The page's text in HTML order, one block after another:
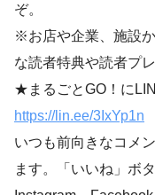
ぞ。
※お店や企業、施設
な読者特典や読者プ
★まるごとGO！に
https://lin.ee/3IxYp1n
いつも前向きなコメ
ます。「いいね」ボ